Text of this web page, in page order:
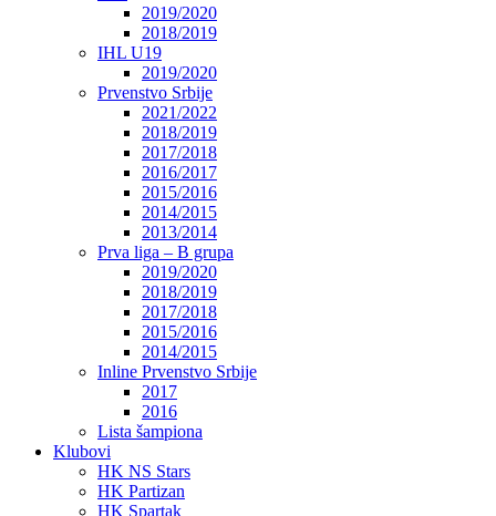
2019/2020
2018/2019
IHL U19
2019/2020
Prvenstvo Srbije
2021/2022
2018/2019
2017/2018
2016/2017
2015/2016
2014/2015
2013/2014
Prva liga – B grupa
2019/2020
2018/2019
2017/2018
2015/2016
2014/2015
Inline Prvenstvo Srbije
2017
2016
Lista šampiona
Klubovi
HK NS Stars
HK Partizan
HK Spartak